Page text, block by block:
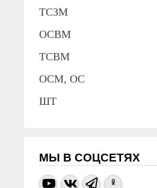
ТСЗМ
ОСВМ
ТСВМ
ОСМ, ОС
ШТ
МЫ В СОЦСЕТЯХ